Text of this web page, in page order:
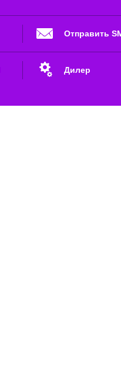
Отправить
Дилер